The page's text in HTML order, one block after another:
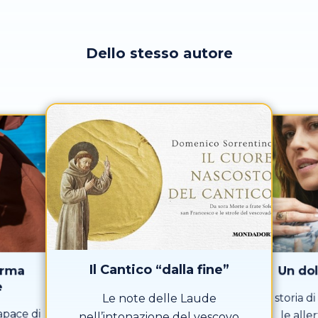
Dello stesso autore
di
Il Cantico “dalla fine”
Le note delle Laude
Un
La storia
le